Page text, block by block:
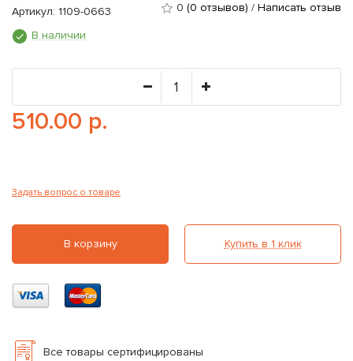
Артикул: 1109-0663 0 (0 отзывов) / Написать отзыв
В наличии
510.00 р.
Задать вопрос о товаре
В корзину Купить в 1 клик
Все товары сертифицированы